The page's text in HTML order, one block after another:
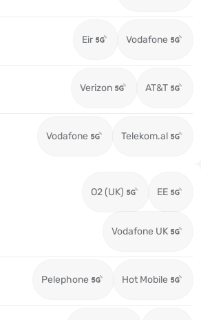
Eir Vodafone
Verizon AT&T
Vodafone Telekom.al
O2 (UK) EE
Vodafone UK
Pelephone Hot Mobile